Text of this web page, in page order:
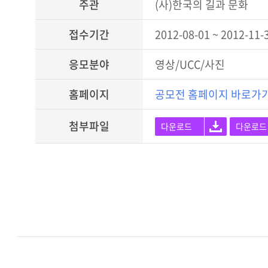
주관
(사)한국의 길과 문화
접수기간
2012-08-01 ~ 2012-11-
응모분야
영상/UCC/사진
홈페이지
공모전 홈페이지 바로가
첨부파일
다운로드 다운로드